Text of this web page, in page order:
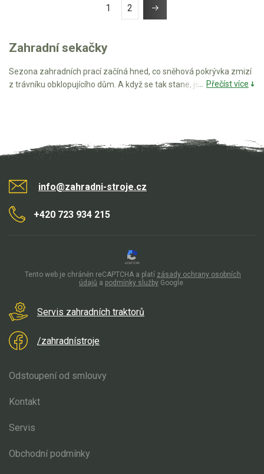
1 2
Zahradní sekačky
Sezona zahradních prací začíná hned, co sněhová pokrývka zmizí
z trávníku obklopujícího dům. A když se tak stane, je zapotřebí mít
se nebudete muset starat o to, jestli máte dostatek pohonného
motoru pro sekání zatravněné plochy rozlehající se kolem altánu.
Součástí nabízeného sortimentu jsou také
Ať už zvolíte jakoukoli alternativu zahradní sekačky z naší nabídky,
pokaždé to bude správné rozhodnutí. V potaz berte jak velikost
pozemku, tak typ terénu, který se kolem domu rozléhá. Zatímco
množstvím nerovností vyžaduje výkonnost už vyšší.
Jaký typ zahradního stroje vám učaruje na první dobrou? Dáte
přednost elektrickému nebo benzínovému provedení?
Přečíst více
info@zahradni-stroje.cz
+420 723 934 215
Servis zahradních traktorů
/zahradnístroje
Odstoupení od smlouvy
Kontakt
Servis
Obchodní podmínky
Tento web je chráněn reCAPTCHA a platí zásady ochrany osobních
údajů a podmínky služby Google